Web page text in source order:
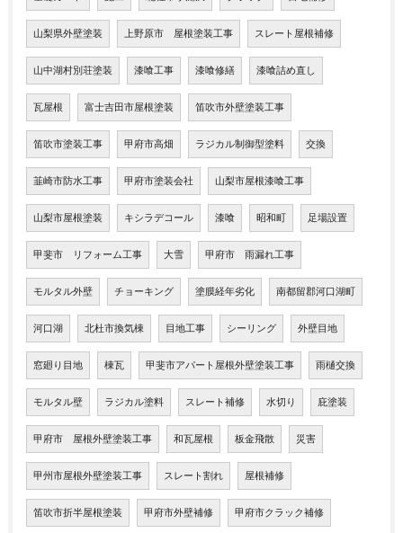
山梨県外壁塗装 上野原市 屋根塗装工事 スレート屋根補修
山中湖村別荘塗装 漆喰工事 漆喰修繕 漆喰詰め直し
瓦屋根 富士吉田市屋根塗装 笛吹市外壁塗装工事
笛吹市塗装工事 甲府市高畑 ラジカル制御型塗料 交換
韮崎市防水工事 甲府市塗装会社 山梨市屋根漆喰工事
山梨市屋根塗装 キシラデコール 漆喰 昭和町 足場設置
甲斐市 リフォーム工事 大雪 甲府市 雨漏れ工事
モルタル外壁 チョーキング 塗膜経年劣化 南都留郡河口湖町
河口湖 北杜市換気棟 目地工事 シーリング 外壁目地
窓廻り目地 棟瓦 甲斐市アパート屋根外壁塗装工事 雨樋交換
モルタル壁 ラジカル塗料 スレート補修 水切り 庇塗装
甲府市 屋根外壁塗装工事 和瓦屋根 板金飛散 災害
甲州市屋根外壁塗装工事 スレート割れ 屋根補修
笛吹市折半屋根塗装 甲府市外壁補修 甲府市クラック補修